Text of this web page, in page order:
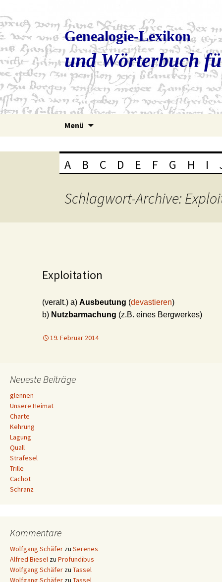
Genealogie-Lexikon
und Wörterbuch
Menü
A B C D E F G H I
Schlagwort-Archive:
Exploitation
(veralt.) a) Ausbeutung (devastieren)
b) Nutzbarmachung (z.B. eines Bergwerkes)
19. Februar 2014
Neueste Beiträge
glennen
Unsere Heimat
Charte
Kehrung
Lagung
Quall
Strafesel
Trille
Cachot
Schranz
Kommentare
Wolfgang Schäfer zu Serenes
Alfred Biesel zu Profundibus
Wolfgang Schäfer zu Tassel
Wolfgang Schäfer zu Tassel